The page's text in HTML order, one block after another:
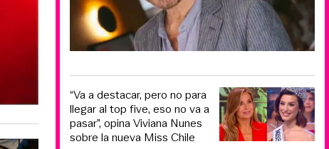
“Va a destacar, pero no para
llegar al top five, eso no va a
pasar”, opina Viviana Nunes
sobre la nueva Miss Chile